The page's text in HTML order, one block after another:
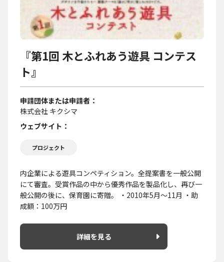
『第1回 木とふれあう遊具 コンテス
ト』
申請団体または申請者
株式会社 キクシマ
ウェブサイト
プロジェクト
内企業による遊具コンペティション。全提案書を一般公開
にて審査。受賞作品の中から優秀作品を製品化し、再び一
般公開の後に、保育園に寄贈。 ・2010年5月～11月 ・助
成額：100万円
詳細を見る